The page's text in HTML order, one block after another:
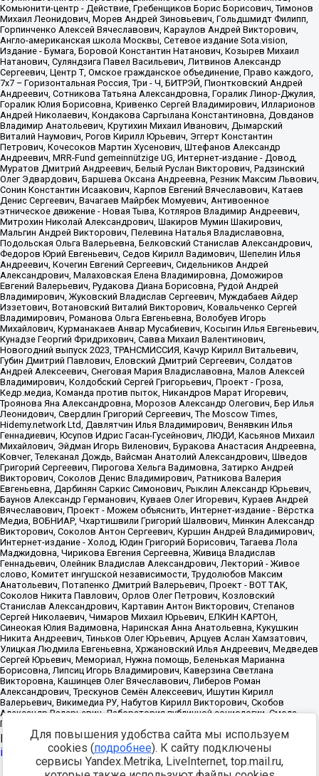
Источник:https://minjust.gov.ru/uploaded/files/reestr-
inostrannyih-agentov-22-03-2024.pdfданные на22.03.2024
Для повышения удобства сайта мы используем
cookies (подробнее). К сайту подключены
сервисы Yandex.Metrika, LiveInternet, top.mail.ru,